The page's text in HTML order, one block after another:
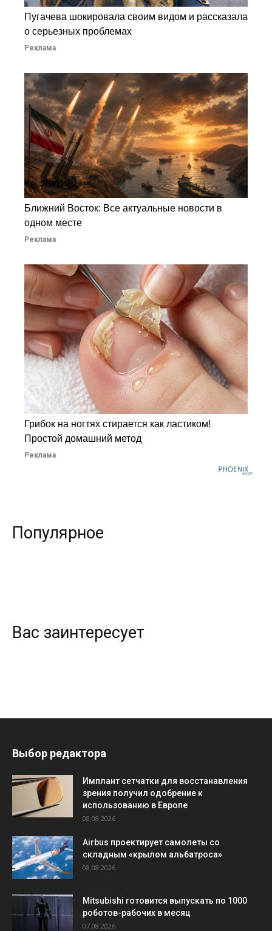
Пугачева шокировала своим видом и рассказала
о серьезных проблемах
Реклама
Ближний Восток: Все актуальные новости в
одном месте
Реклама
Грибок на ногтях стирается как ластиком!
Простой домашний метод
Реклама
Популярное
Вас заинтересует
Выбор редактора
Имплант сетчатки для восстанавления
зрения получил одобрение к
использованию в Европе
08.08.2026
Airbus проектирует самолеты со
складным «крылом альбатроса»
08.08.2026
Mitsubishi готовится выпускать по 1000
роботов-рабочих в месяц
07.08.2026